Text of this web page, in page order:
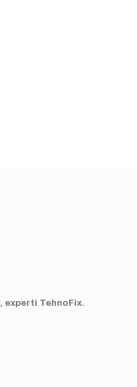
TehnoFix.